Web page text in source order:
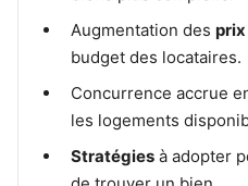
Augmentation des prix
budget des locataires.
Concurrence accrue
les logements
Stratégies à adopter